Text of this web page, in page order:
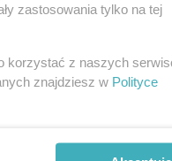
zastosowania tylko na tej
korzystać z naszych
znajdziesz w Polityce